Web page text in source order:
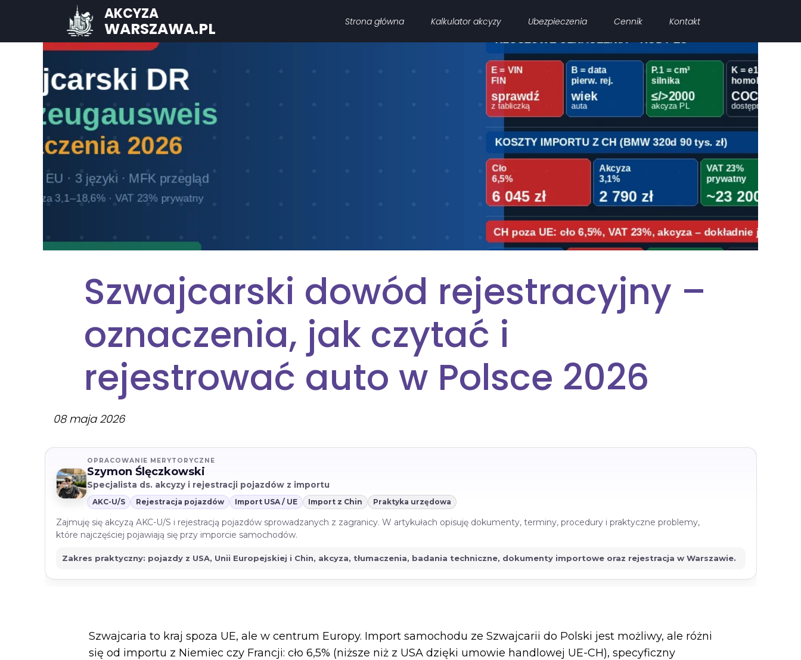
Strona główna Kalkulator akcyzy Ubezpieczenia Cennik Kontakt
AKCYZA
WARSZAWA.PL
08 maja 2026
Szwajcarski dowód rejestracyjny –
oznaczenia, jak czytać i
rejestrować auto w Polsce 2026
Szwajcaria to kraj spoza UE, ale w centrum Europy. Import samochodu ze Szwajcarii do Polski jest możliwy, ale różni
się od importu z Niemiec czy Francji: cło 6,5% (niższe niż z USA dzięki umowie handlowej UE-CH), specyficzny
OPRACOWANIE MERYTORYCZNE
Szymon Ślęczkowski
Specjalista ds. akcyzy i rejestracji pojazdów z importu
AKC-U/S Rejestracja pojazdów Import USA / UE Import z Chin Praktyka urzędowa
Zajmuję się akcyzą AKC-U/S i rejestracją pojazdów sprowadzanych z zagranicy. W artykułach opisuję dokumenty, terminy, procedury i praktyczne problemy,
które najczęściej pojawiają się przy imporcie samochodów.
Zakres praktyczny: pojazdy z USA, Unii Europejskiej i Chin, akcyza, tłumaczenia, badania techniczne, dokumenty importowe oraz rejestracja w Warszawie.